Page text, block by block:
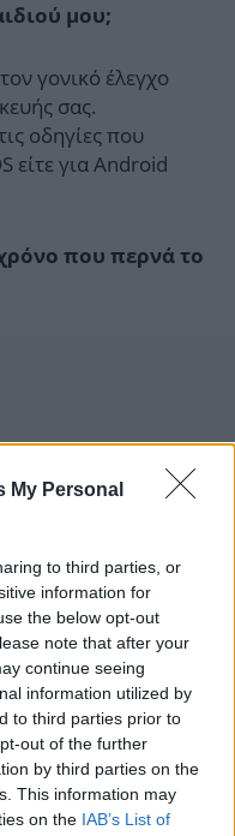
My Personal
to third parties, or
information for
the below opt-out
note that after your
continue seeing
information utilized by
to third parties prior to
out of the further
by third parties on the
This information may
on the IAB’s List of
μου;
γονικό έλεγχο
σας.
οδηγίες που
είτε για Android
που περνά το
σάς επιτρέπουν
χρήση
για τη
να ρυθμίσετε, για